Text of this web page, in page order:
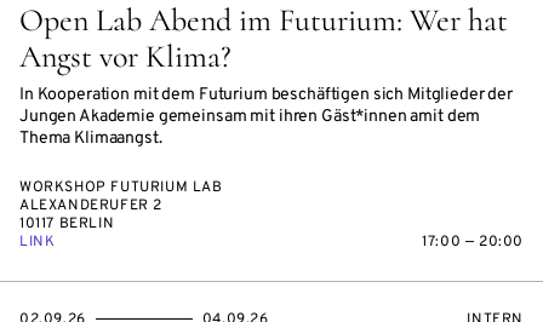
Open Lab Abend im Futurium: Wer hat
Angst vor Klima?
In Kooperation mit dem Futurium beschäftigen sich Mitglieder der
Jungen Akademie gemeinsam mit ihren Gäst*innen amit dem
Thema Klimaangst.
WORKSHOP FUTURIUM LAB
ALEXANDERUFER 2
10117 BERLIN
LINK
17:00 — 20:00